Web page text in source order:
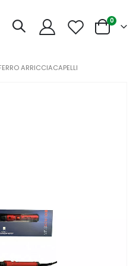
Cart
0articoli
ARRICCIACAPELLI